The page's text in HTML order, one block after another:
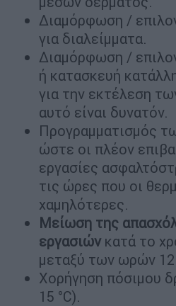
Διαμόρφωση /
για διαλείμματα.
Διαμόρφωση /
ή κατασκευή
για την εκτέλεση
αυτό είναι δυνατόν.
Προγραμματισμός
ώστε οι πλέον
εργασίες
τις ώρες που οι
χαμηλότερες.
Μείωση της
εργασιών κατά το
μεταξύ των ωρών
Χορήγηση πόσιμου
15 °C).